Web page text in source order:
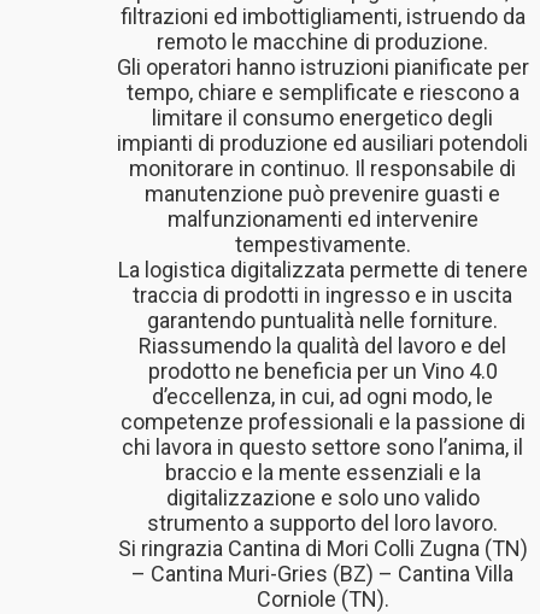
filtrazioni ed imbottigliamenti, istruendo da
remoto le macchine di produzione.
Gli operatori hanno istruzioni pianificate per
tempo, chiare e semplificate e riescono a
limitare il consumo energetico degli
impianti di produzione ed ausiliari potendoli
monitorare in continuo. Il responsabile di
manutenzione può prevenire guasti e
malfunzionamenti ed intervenire
tempestivamente.
La logistica digitalizzata permette di tenere
traccia di prodotti in ingresso e in uscita
garantendo puntualità nelle forniture.
Riassumendo la qualità del lavoro e del
prodotto ne beneficia per un Vino 4.0
d’eccellenza, in cui, ad ogni modo, le
competenze professionali e la passione di
chi lavora in questo settore sono l’anima, il
braccio e la mente essenziali e la
digitalizzazione e solo uno valido
strumento a supporto del loro lavoro.
Si ringrazia Cantina di Mori Colli Zugna (TN)
– Cantina Muri-Gries (BZ) – Cantina Villa
Corniole (TN).